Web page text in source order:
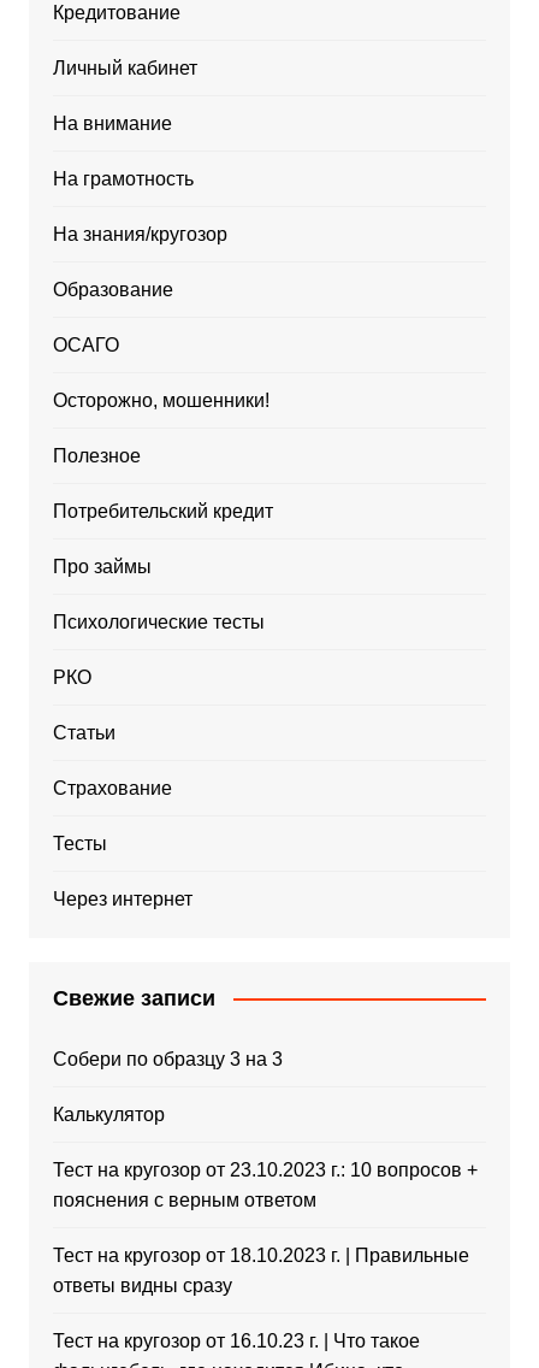
Кредитование
Личный кабинет
На внимание
На грамотность
На знания/кругозор
Образование
ОСАГО
Осторожно, мошенники!
Полезное
Потребительский кредит
Про займы
Психологические тесты
РКО
Статьи
Страхование
Тесты
Через интернет
Свежие записи
Собери по образцу 3 на 3
Калькулятор
Тест на кругозор от 23.10.2023 г.: 10 вопросов +
пояснения с верным ответом
Тест на кругозор от 18.10.2023 г. | Правильные
ответы видны сразу
Тест на кругозор от 16.10.23 г. | Что такое